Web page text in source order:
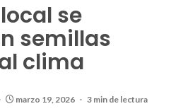
se
semillas
clima
marzo 19, 2026 3 min de lectura